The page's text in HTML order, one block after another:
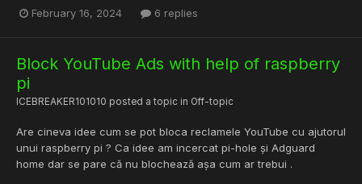
February 16, 2024 6 replies
Block YouTube Ads with help of raspberry
pi
ICEBREAKER101010 posted a topic in Off-topic
Are cineva idee cum se pot bloca reclamele YouTube cu ajutorul
unui raspberry pi ? Ca idee am incercat pi-hole și Adguard
home dar se pare că nu blochează așa cum ar trebui .